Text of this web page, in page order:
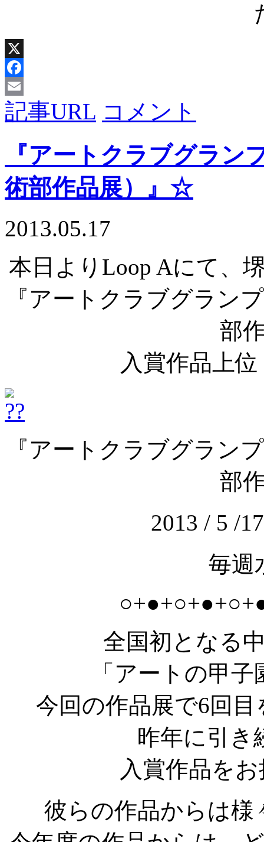
X
Facebook
Email
記事URL コメント
『アートクラブグラン
術部作品展）』☆
2013.05.17
本日よりLoop Aにて、
『アートクラブグラン
部
入賞作品上
『アートクラブグラン
部
2013 / 5 /
毎週
全国初となる
「アートの甲
今回の作品展で6回
昨年に引き
入賞作品を
彼らの作品からは様